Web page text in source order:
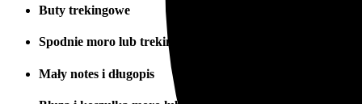
Buty trekingowe
Spodnie moro lub trekingowe
Mały notes i długopis